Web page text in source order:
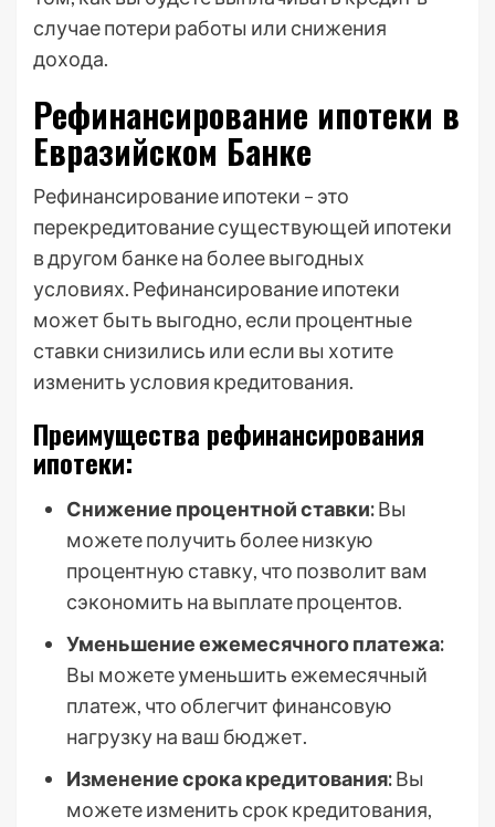
случае потери работы или снижения
дохода.
Рефинансирование ипотеки в
Евразийском Банке
Рефинансирование ипотеки – это
перекредитование существующей ипотеки
в другом банке на более выгодных
условиях. Рефинансирование ипотеки
может быть выгодно, если процентные
ставки снизились или если вы хотите
изменить условия кредитования.
Преимущества рефинансирования
ипотеки:
Снижение процентной ставки:Вы
можете получить более низкую
процентную ставку, что позволит вам
сэкономить на выплате процентов.
Уменьшение ежемесячного платежа:
Вы можете уменьшить ежемесячный
платеж, что облегчит финансовую
нагрузку на ваш бюджет.
Изменение срока кредитования:Вы
можете изменить срок кредитования,